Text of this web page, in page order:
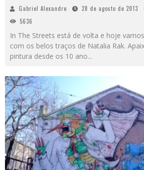
Gabriel Alexandre 28 de agosto de 2013
5636
In The Streets está de volta e hoje
com os belos traços de Natalia Rak.
pintura desde os 10 ano...